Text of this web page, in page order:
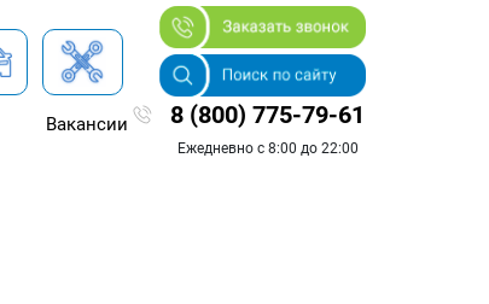
Вакансии 8 (800) 775-79-61
Ежедневно с 8:00 до 22:00